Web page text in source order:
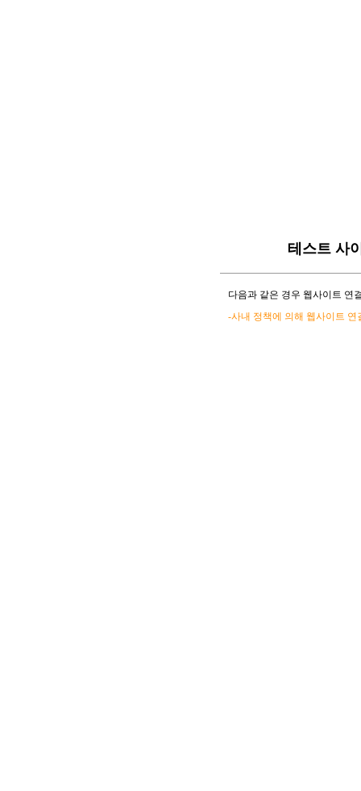
테스트 사
다음과 같은 경우 웹사이트 연
-사내 정책에 의해 웹사이트